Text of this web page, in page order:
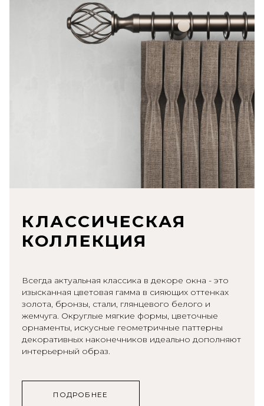
КЛАССИЧЕСКАЯ
КОЛЛЕКЦИЯ
Всегда актуальная классика в декоре окна - это
изысканная цветовая гамма в сияющих оттенках
золота, бронзы, стали, глянцевого белого и
жемчуга. Округлые мягкие формы, цветочные
орнаменты, искусные геометричные паттерны
декоративных наконечников идеально дополняют
интерьерный образ.
ПОДРОБНЕЕ